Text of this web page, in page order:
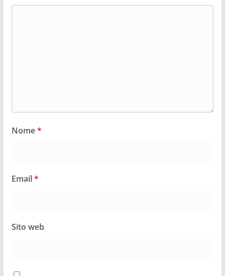
Nome*
Email*
Sito web